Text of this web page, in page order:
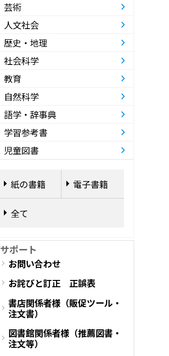
芸術
人文社会
歴史・地理
社会科学
教育
自然科学
語学・辞事典
学習参考書
児童図書
紙の書籍 電子書籍
全て
サポート
お問い合わせ
お詫びと訂正 正誤表
書店関係者様（販促ツール・
注文書）
図書館関係者様（推薦図書・
注文等）